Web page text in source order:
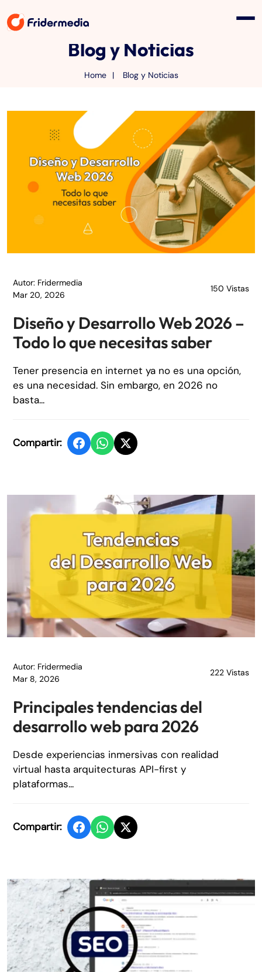
Blog y Noticias
Home Blog y Noticias
Autor: Fridermedia
Mar 20, 2026
150 Vistas
Diseño y Desarrollo Web 2026 –
Todo lo que necesitas saber
Tener presencia en internet ya no es una opción,
es una necesidad. Sin embargo, en 2026 no
basta...
Compartir:
Autor: Fridermedia
Mar 8, 2026
222 Vistas
Principales tendencias del
desarrollo web para 2026
Desde experiencias inmersivas con realidad
virtual hasta arquitecturas API-first y
plataformas...
Compartir: